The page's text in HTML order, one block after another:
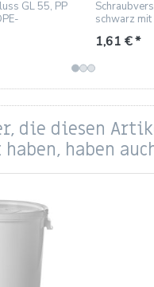
GL 55, PP
PTFE-
schwarz
1,61 € *
die diesen
haben